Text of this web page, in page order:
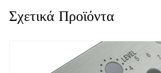
Σχετικά Προϊόντα